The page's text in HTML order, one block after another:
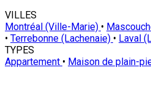
VILLES
Montréal (Ville-Marie) •
• Terrebonne (Lachenaie) • Laval
TYPES
Appartement • Maison de plain-